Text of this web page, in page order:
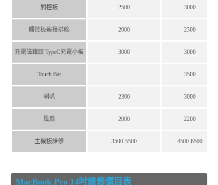
觸控板 2500 3000
觸控板連接排線 2000 2300
充電磁鐵頭 TypeC充電小板 3000 3000
Touch Bar - 3500
喇叭 2300 3000
風扇 2000 2200
主機板維修 3500-5500 4500-6500
MacBook Pro 14吋維修價目表